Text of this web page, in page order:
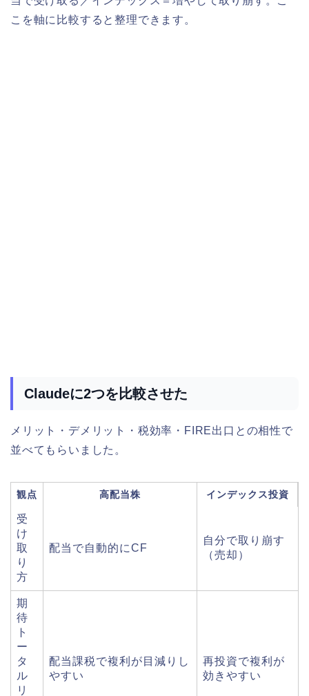
こを軸に比較すると整理できます。
Claudeに2つを比較させた
メリット・デメリット・税効率・FIRE出口との相性で
並べてもらいました。
観点 高配当株 インデックス投資
受
け
取
り
方
配当で自動的にCF
自分で取り崩す
（売却）
期
待
ト
ー
タ
ル
リ
配当課税で複利が目減りし
やすい
再投資で複利が
効きやすい